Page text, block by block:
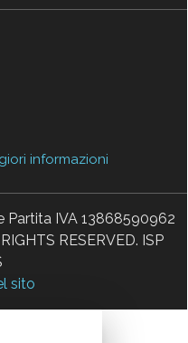
informazioni
Partita IVA 13868590962
RESERVED. ISP
sito